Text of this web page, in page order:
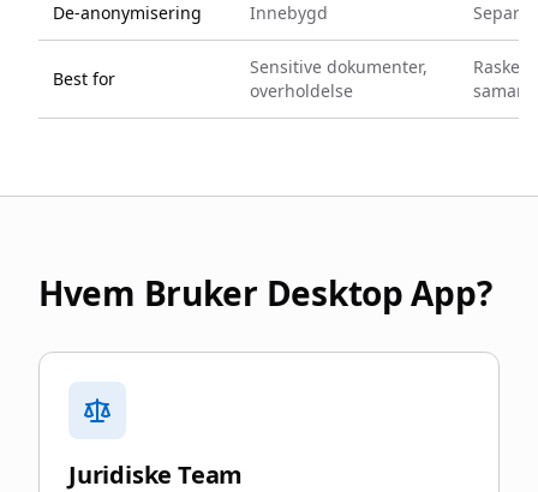
De-anonymisering Innebygd
Best for
Sensitive dokumenter,
overholdelse
Raske
Hvem Bruker Desktop App?
Juridiske Team